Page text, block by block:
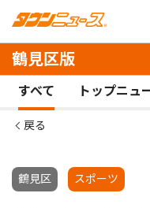
鶴見区版
すべて トップニュ
戻る
鶴見区 スポーツ